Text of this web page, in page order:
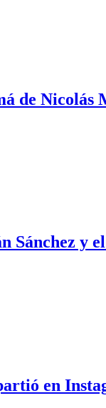
de Nicolás
Sánchez y
en